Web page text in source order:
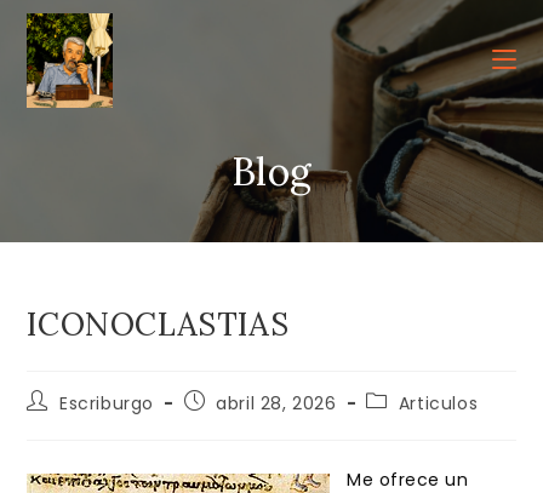
contenido
Blog
ICONOCLASTIAS
Autor
entrada:
Escriburgo
Publicación
entrada:
abril 28, 2026
Categoría
entrada:
Articulos
Me ofrece un